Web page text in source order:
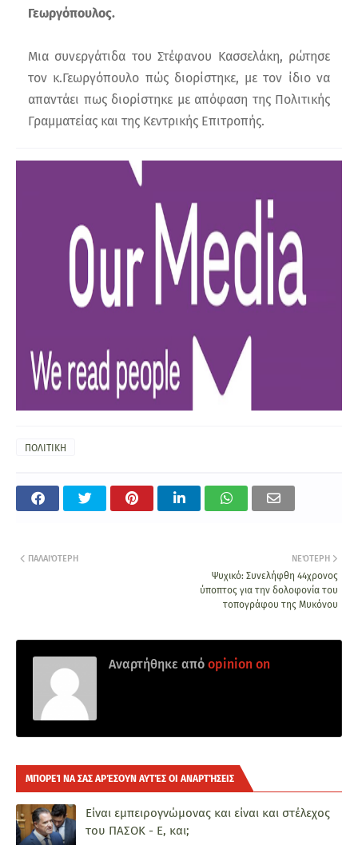
Γεωργόπουλος.
Μια συνεργάτιδα του Στέφανου Κασσελάκη, ρώτησε
τον κ.Γεωργόπουλο πώς διορίστηκε, με τον ίδιο να
απαντάει πως διορίστηκε με απόφαση της Πολιτικής
Γραμματείας και της Κεντρικής Επιτροπής.
ΠΟΛΙΤΙΚΗ
ΝΕΌΤΕΡΗ
Ψυχικό: Συνελήφθη 44χρονος
ύποπτος για την δολοφονία του
τοπογράφου της Μυκόνου
ΠΑΛΑΙΌΤΕΡΗ
Αναρτήθηκε από opinion on
ΜΠΟΡΕΊ ΝΑ ΣΑΣ ΑΡΈΣΟΥΝ ΑΥΤΈΣ ΟΙ ΑΝΑΡΤΉΣΕΙΣ
Είναι εμπειρογνώμονας και είναι και στέλεχος
του ΠΑΣΟΚ - Ε, και;